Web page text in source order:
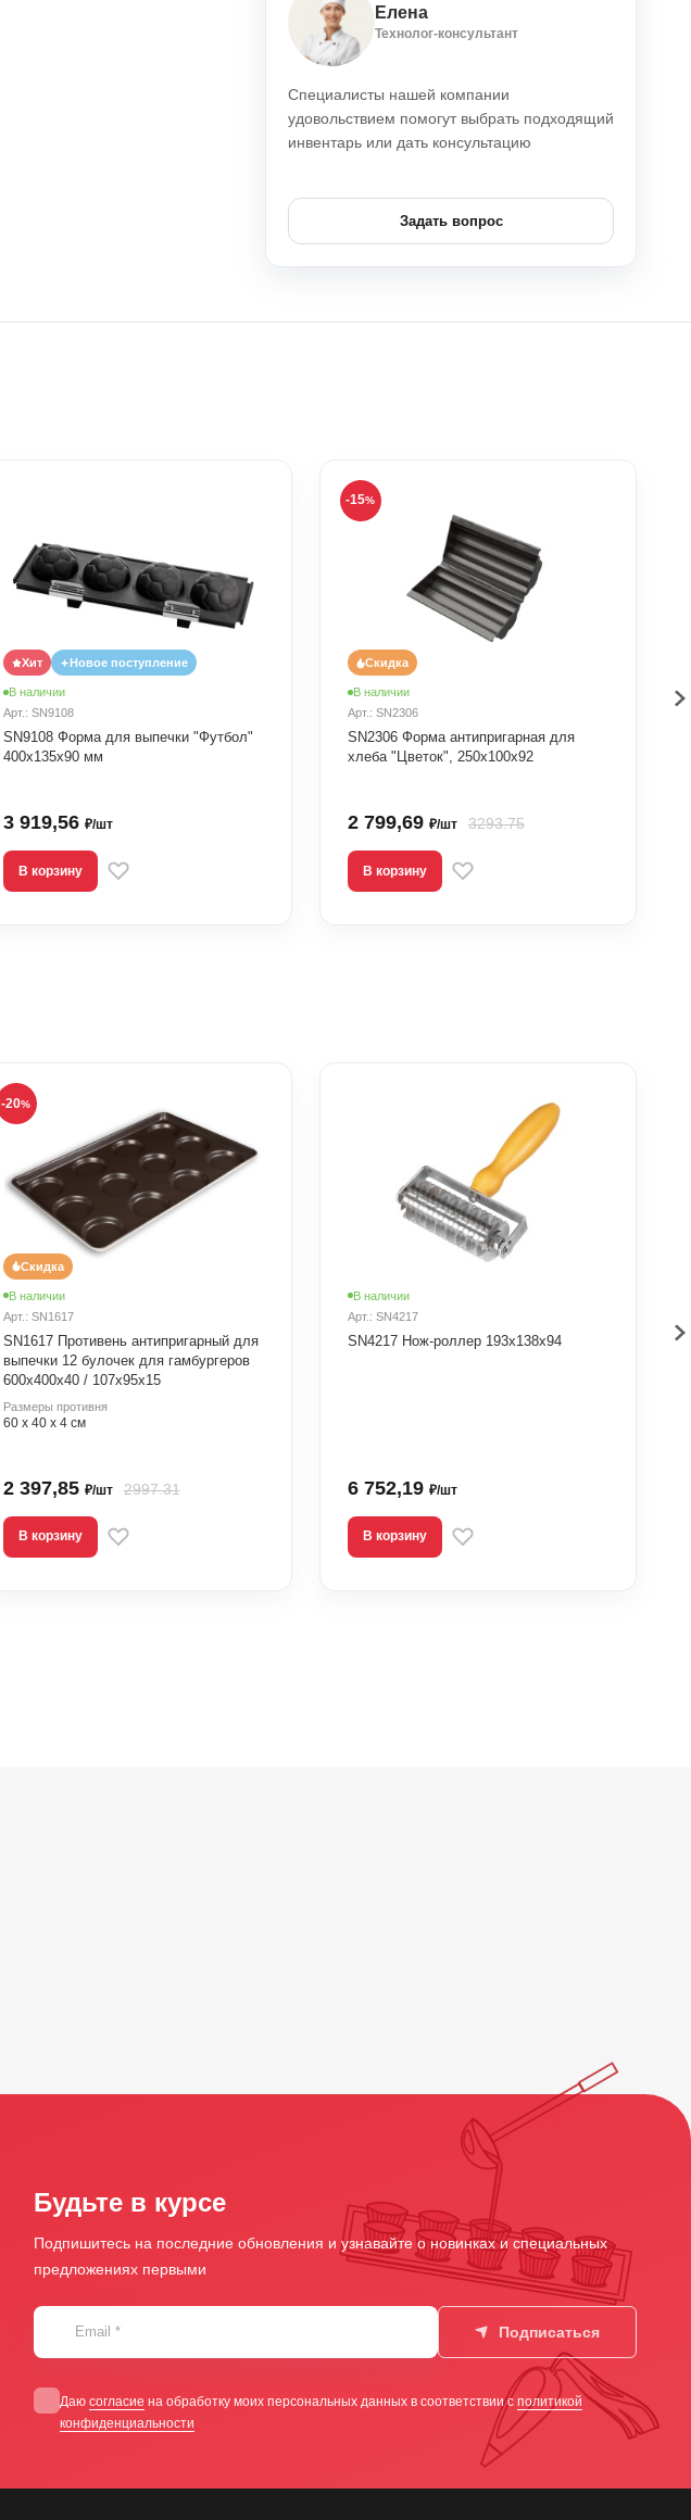
Елена
Технолог-консультант
Специалисты нашей компании
удовольствием помогут выбрать подходящий
инвентарь или дать консультацию
Задать вопрос
Новое поступление
Хит
В наличии
Арт.: SN9108
SN9108 Форма для выпечки "Футбол"
400x135x90 мм
3 919,56 ₽/шт
В корзину
Скидка
В наличии
Арт.: SN2306
SN2306 Форма антипригарная для
хлеба "Цветок", 250х100х92
2 799,69 ₽/шт 3293.75
В корзину
-15%
Скидка
В наличии
Арт.: SN1617
SN1617 Противень антипригарный для
выпечки 12 булочек для гамбургеров
600х400х40 / 107х95х15
Размеры противня
60 х 40 х 4 см
2 397,85 ₽/шт 2997.31
В корзину
-20%
В наличии
Арт.: SN4217
SN4217 Нож-роллер 193х138х94
6 752,19 ₽/шт
В корзину
Будьте в курсе
Подпишитесь на последние обновления и узнавайте о новинках и специальных
предложениях первыми
Email * Подписаться
Даю согласие на обработку моих персональных данных в соответствии с политикой
конфиденциальности